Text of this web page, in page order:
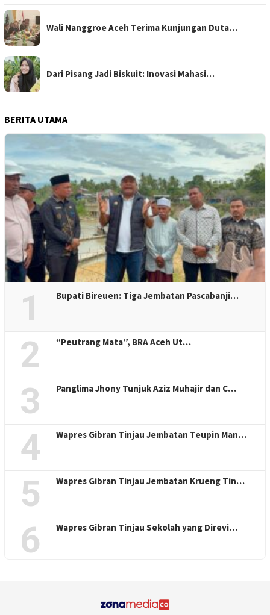
Wali Nanggroe Aceh Terima Kunjungan Duta…
Dari Pisang Jadi Biskuit: Inovasi Mahasi…
BERITA UTAMA
1 Bupati Bireuen: Tiga Jembatan Pascabanji…
2 “Peutrang Mata”, BRA Aceh Ut…
3 Panglima Jhony Tunjuk Aziz Muhajir dan C…
4 Wapres Gibran Tinjau Jembatan Teupin Man…
5 Wapres Gibran Tinjau Jembatan Krueng Tin…
6 Wapres Gibran Tinjau Sekolah yang Direvi…